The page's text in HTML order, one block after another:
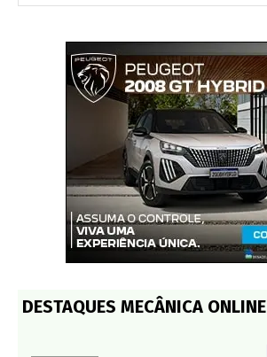
DESTAQUES MECÂNICA ONLINE